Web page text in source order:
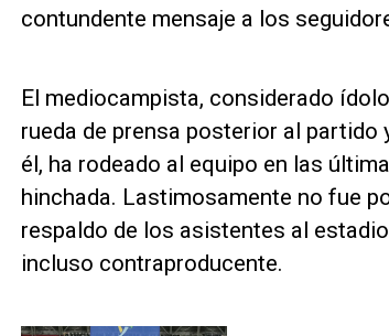
contundente mensaje a los
El mediocampista, considerado
rueda de prensa posterior al partido
él, ha rodeado al equipo en las
hinchada. Lastimosamente no fue
respaldo de los asistentes al
incluso contraproducente.